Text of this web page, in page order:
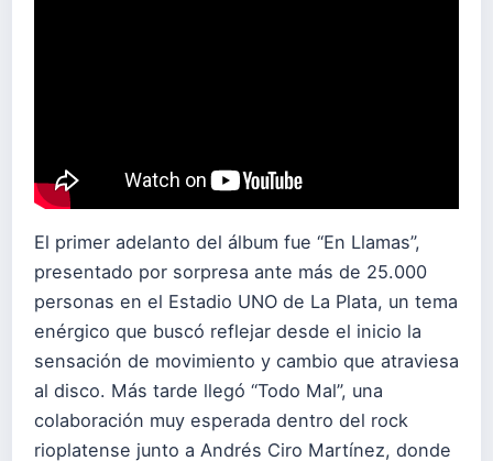
El primer adelanto del álbum fue “En Llamas”,
presentado por sorpresa ante más de 25.000
personas en el Estadio UNO de La Plata, un tema
enérgico que buscó reflejar desde el inicio la
sensación de movimiento y cambio que atraviesa
al disco. Más tarde llegó “Todo Mal”, una
colaboración muy esperada dentro del rock
rioplatense junto a Andrés Ciro Martínez, donde